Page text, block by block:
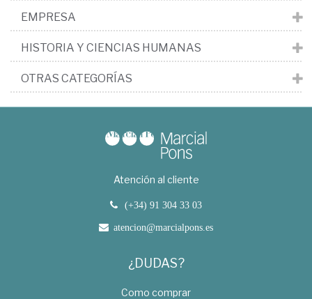
EMPRESA
HISTORIA Y CIENCIAS HUMANAS
OTRAS CATEGORÍAS
Atención al cliente
(+34) 91 304 33 03
atencion@marcialpons.es
¿DUDAS?
Como comprar